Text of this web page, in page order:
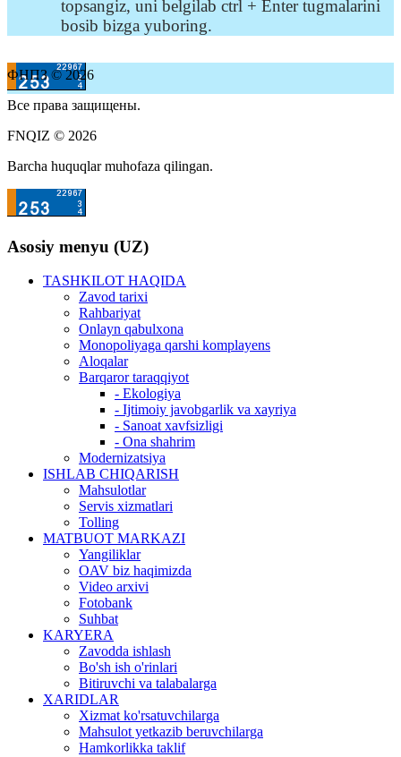
topsangiz, uni belgilab ctrl + Enter tugmalarini
bosib bizga yuboring.
ФНПЗ © 2026
Все права защищены.
FNQIZ © 2026
Barcha huquqlar muhofaza qilingan.
Asosiy menyu (UZ)
TASHKILOT HAQIDA
Zavod tarixi
Rahbariyat
Onlayn qabulxona
Monopoliyaga qarshi komplayens
Aloqalar
Barqaror taraqqiyot
- Ekologiya
- Ijtimoiy javobgarlik va xayriya
- Sanoat xavfsizligi
- Ona shahrim
Modernizatsiya
ISHLAB CHIQARISH
Mahsulotlar
Servis xizmatlari
Tolling
MATBUOT MARKAZI
Yangiliklar
OAV biz haqimizda
Video arxivi
Fotobank
Suhbat
KARYERA
Zavodda ishlash
Bo'sh ish o'rinlari
Bitiruvchi va talabalarga
XARIDLAR
Xizmat ko'rsatuvchilarga
Mahsulot yetkazib beruvchilarga
Hamkorlikka taklif